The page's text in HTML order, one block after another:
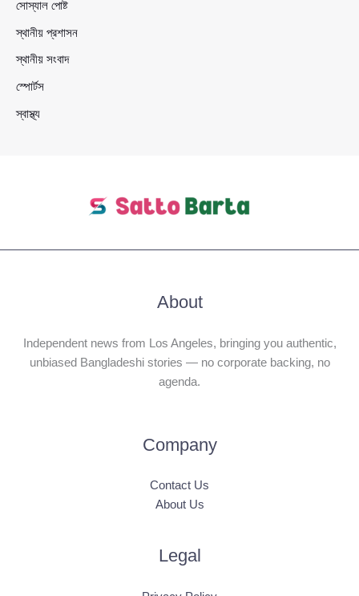
সোস্যাল পোষ্ট
স্থানীয় প্রশাসন
স্থানীয় সংবাদ
স্পোর্টস
স্বাস্থ্য
About
Independent news from Los Angeles, bringing you authentic,
unbiased Bangladeshi stories — no corporate backing, no
agenda.
Company
Contact Us
About Us
Legal